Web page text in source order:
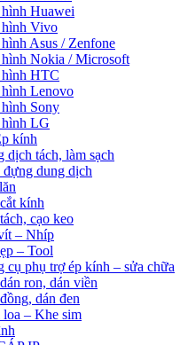
Huawei
Vivo
Asus / Zenfone
Nokia / Microsoft
HTC
Lenovo
Sony
LG
kính
dịch tách, làm sạch
dung dịch
kính
cạo keo
– Nhíp
– Tool
cụ phụ trợ ép kính – sửa chữa
ron, dán viền
dán đen
– Khe sim